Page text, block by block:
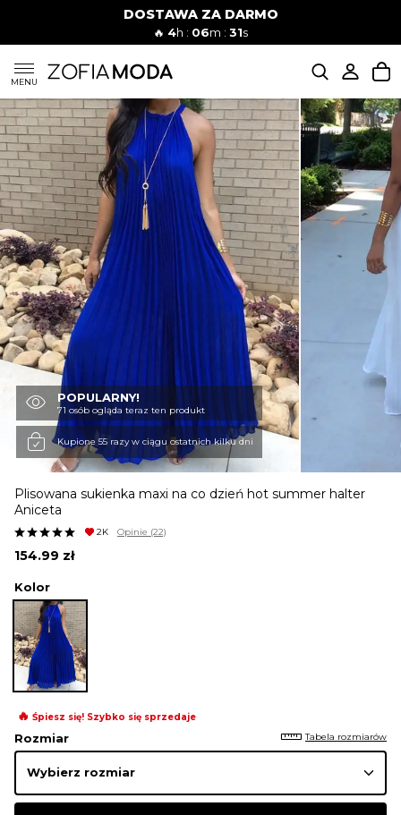
DOSTAWA ZA DARMO
🔥 4h : 06m : 30s
MENU
SUKIENKI
KOMPLETY
JEANSY
SZORTY
MODA PLAŻOWA
KURTKI I PŁASZCZE
SPÓDNICE
KOMBINEZONY
DRESY
MARYNARKI
POPULARNY!
71 osób ogląda teraz ten produkt
Kupione 55 razy w ciągu ostatnich kilku dni
Plisowana sukienka maxi na co dzień hot summer halter
Aniceta
2K Opinie (22)
154.99 zł
Kolor
🔥 Śpiesz się! Szybko się sprzedaje
Rozmiar Tabela rozmiarów